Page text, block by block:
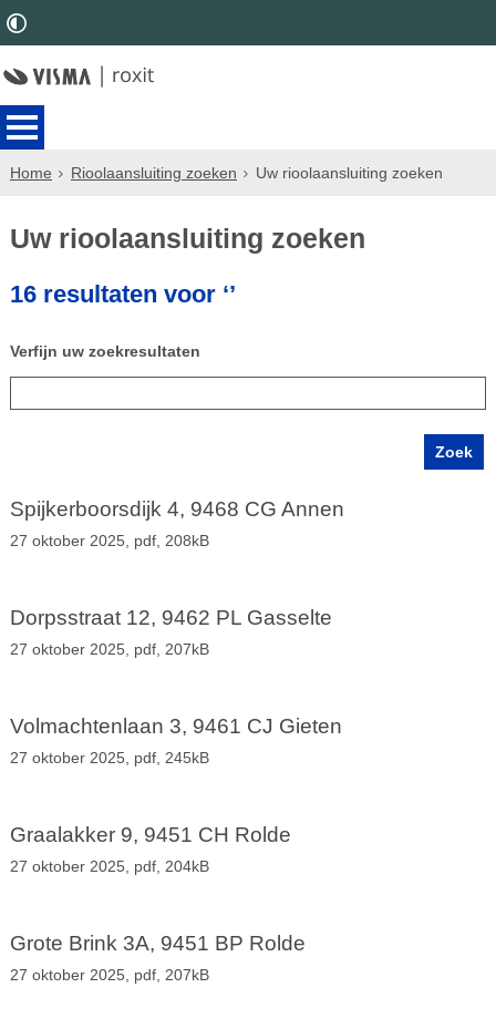
Home Rioolaansluiting zoeken Uw rioolaansluiting zoeken
Uw rioolaansluiting zoeken
16 resultaten voor ‘’
Verfijn uw zoekresultaten
Spijkerboorsdijk 4, 9468 CG Annen
27 oktober 2025, pdf, 208kB
Dorpsstraat 12, 9462 PL Gasselte
27 oktober 2025, pdf, 207kB
Volmachtenlaan 3, 9461 CJ Gieten
27 oktober 2025, pdf, 245kB
Graalakker 9, 9451 CH Rolde
27 oktober 2025, pdf, 204kB
Grote Brink 3A, 9451 BP Rolde
27 oktober 2025, pdf, 207kB